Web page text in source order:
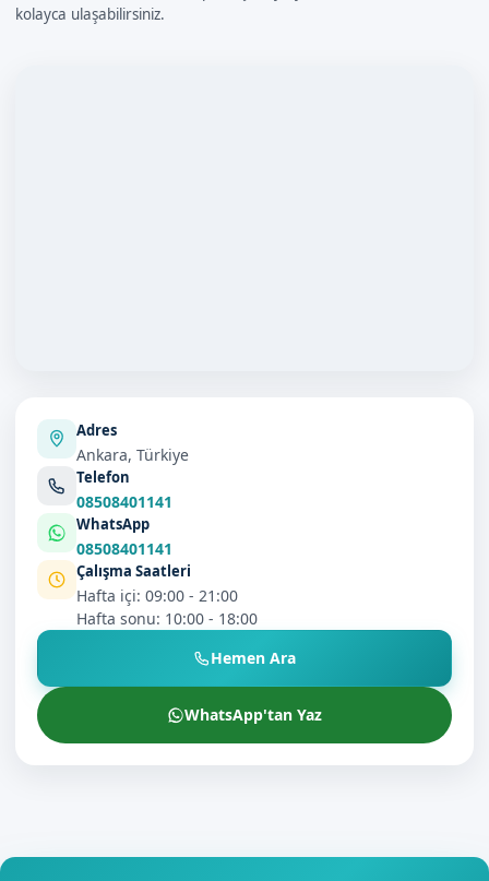
kolayca ulaşabilirsiniz.
Adres
Ankara, Türkiye
Telefon
08508401141
WhatsApp
08508401141
Çalışma Saatleri
Hafta içi: 09:00 - 21:00
Hafta sonu: 10:00 - 18:00
Hemen Ara
WhatsApp'tan Yaz